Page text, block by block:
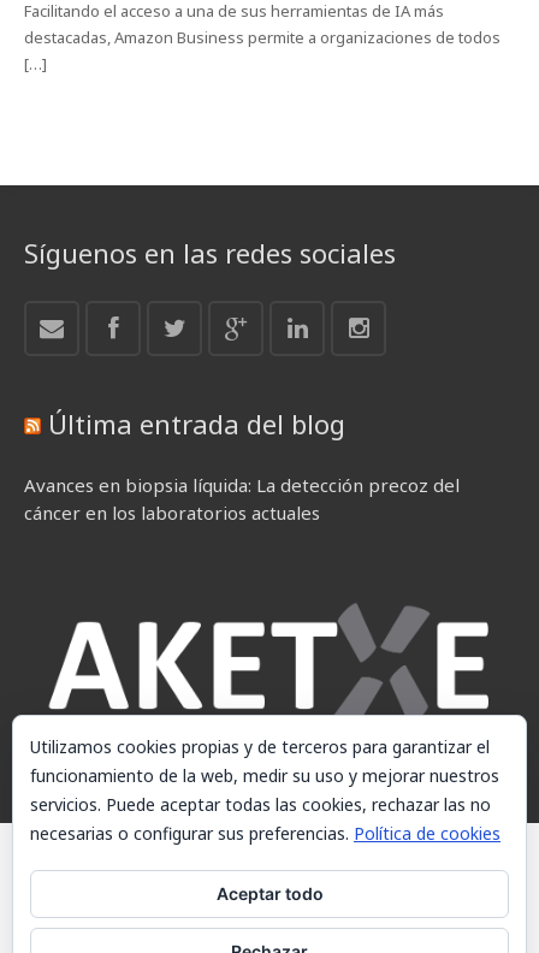
Facilitando el acceso a una de sus herramientas de IA más
destacadas, Amazon Business permite a organizaciones de todos
[…]
Síguenos en las redes sociales
Última entrada del blog
Avances en biopsia líquida: La detección precoz del
cáncer en los laboratorios actuales
© AKETXE Consulting, S.L. - Este sitio web utiliza cookies, consulte
nuestra Política de cookies.
Utilizamos cookies propias y de terceros para garantizar el
funcionamiento de la web, medir su uso y mejorar nuestros
servicios. Puede aceptar todas las cookies, rechazar las no
necesarias o configurar sus preferencias. Política de cookies
Aceptar todo